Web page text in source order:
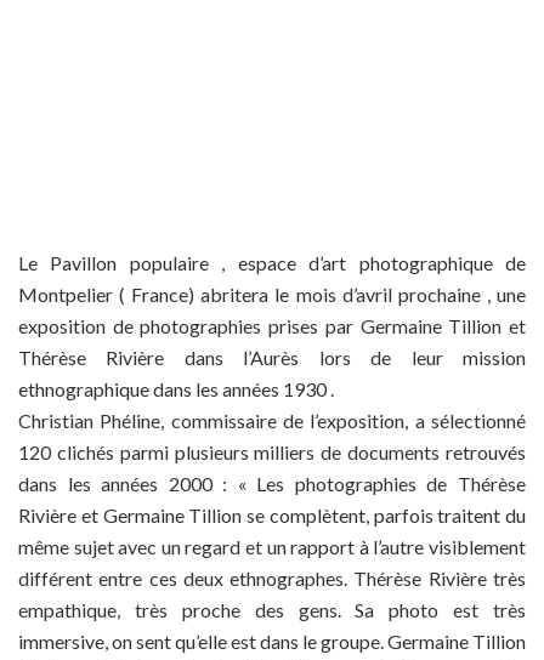
Le Pavillon populaire , espace d’art photographique de
Montpelier ( France) abritera le mois d’avril prochaine , une
exposition de photographies prises par Germaine Tillion et
Thérèse Rivière dans l’Aurès lors de leur mission
ethnographique dans les années 1930 .
Christian Phéline, commissaire de l’exposition, a sélectionné
120 clichés parmi plusieurs milliers de documents retrouvés
dans les années 2000 : « Les photographies de Thérèse
Rivière et Germaine Tillion se complètent, parfois traitent du
même sujet avec un regard et un rapport à l’autre visiblement
différent entre ces deux ethnographes. Thérèse Rivière très
empathique, très proche des gens. Sa photo est très
immersive, on sent qu’elle est dans le groupe. Germaine Tillion